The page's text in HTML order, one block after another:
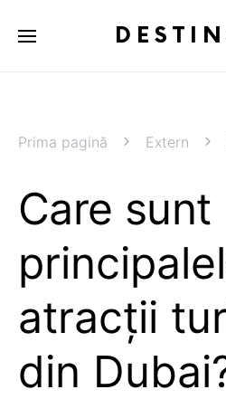
Prima pagină Extern
Care sunt
atracții
din